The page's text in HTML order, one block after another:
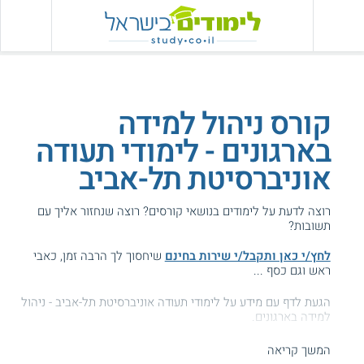
קורס ניהול למידה
בארגונים - לימודי תעודה
אוניברסיטת תל-אביב
רוצה לדעת על לימודים בנושאי קורסים? רוצה שנחזור אליך עם
תשובות?
לחץ/י כאן ותקבל/י שירות בחינם שיחסוך לך הרבה זמן, כאבי
ראש וגם כסף ...
הגעת לדף עם מידע על לימודי תעודה אוניברסיטת תל-אביב - ניהול
למידה בארגונים.
המידע באתר הועיל ל87% מהגולשים.המשך קריאה